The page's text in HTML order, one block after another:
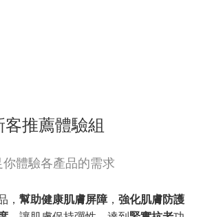
客推薦體驗組
你體驗各產品的需求
， 幫助健康肌膚屏障 ， 強化肌膚防護